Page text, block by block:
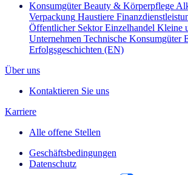
Konsumgüter Beauty & Körperpflege
Verpackung Haustiere
Öffentlicher Sektor Einzelhandel Kleine
Unternehmen Technische Konsumgüter
Erfolgsgeschichten (EN)
Über uns
Kontaktieren Sie uns
Karriere
Alle offene Stellen
Geschäftsbedingungen
Datenschutz